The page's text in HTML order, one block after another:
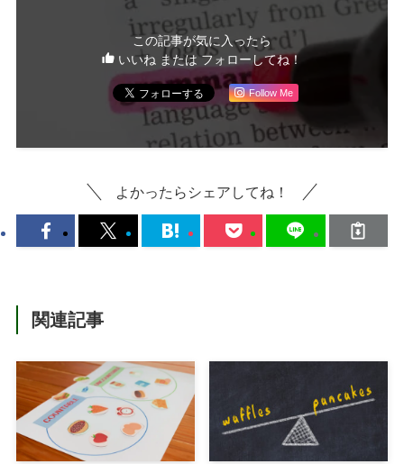
この記事が気に入ったら
いいね または フォローしてね！
Follow Me
よかったらシェアしてね！
関連記事